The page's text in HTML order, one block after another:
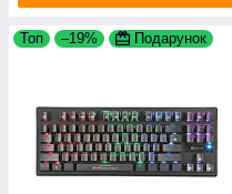
Топ –19% Подарунок